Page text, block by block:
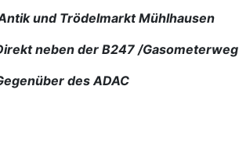
Mühlhausen
der B247 /Gasometerweg
des ADAC